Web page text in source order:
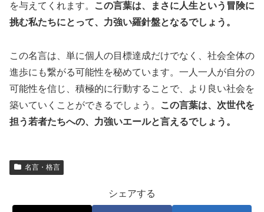
を与えてくれます。
この言葉は、まさに人生という冒険に
挑む私たちにとって、力強い羅針盤となるでしょう。
この名言は、単に個人の目標達成だけでなく、社会全体の
進歩にも繋がる可能性を秘めています。一人一人が自分の
可能性を信じ、積極的に行動することで、より良い社会を
築いていくことができるでしょう。
この言葉は、次世代を
担う若者たちへの、力強いエールと言えるでしょう。
名言・格言
シェアする